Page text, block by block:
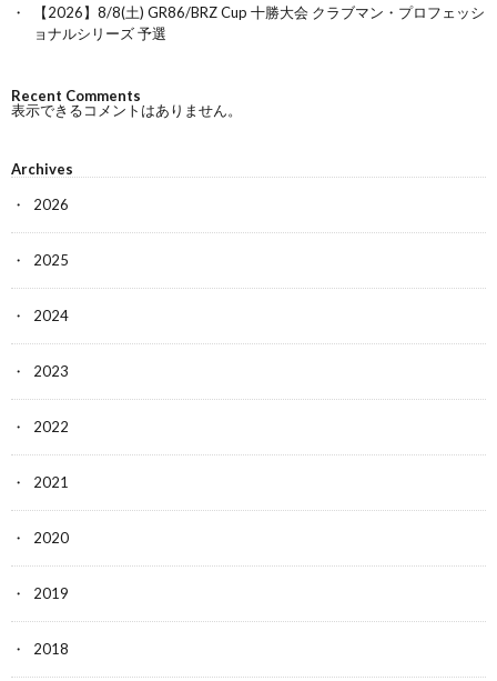
【2026】8/8(土) GR86/BRZ Cup 十勝大会 クラブマン・プロフェッシ
ョナルシリーズ 予選
Recent Comments
表示できるコメントはありません。
Archives
2026
2025
2024
2023
2022
2021
2020
2019
2018